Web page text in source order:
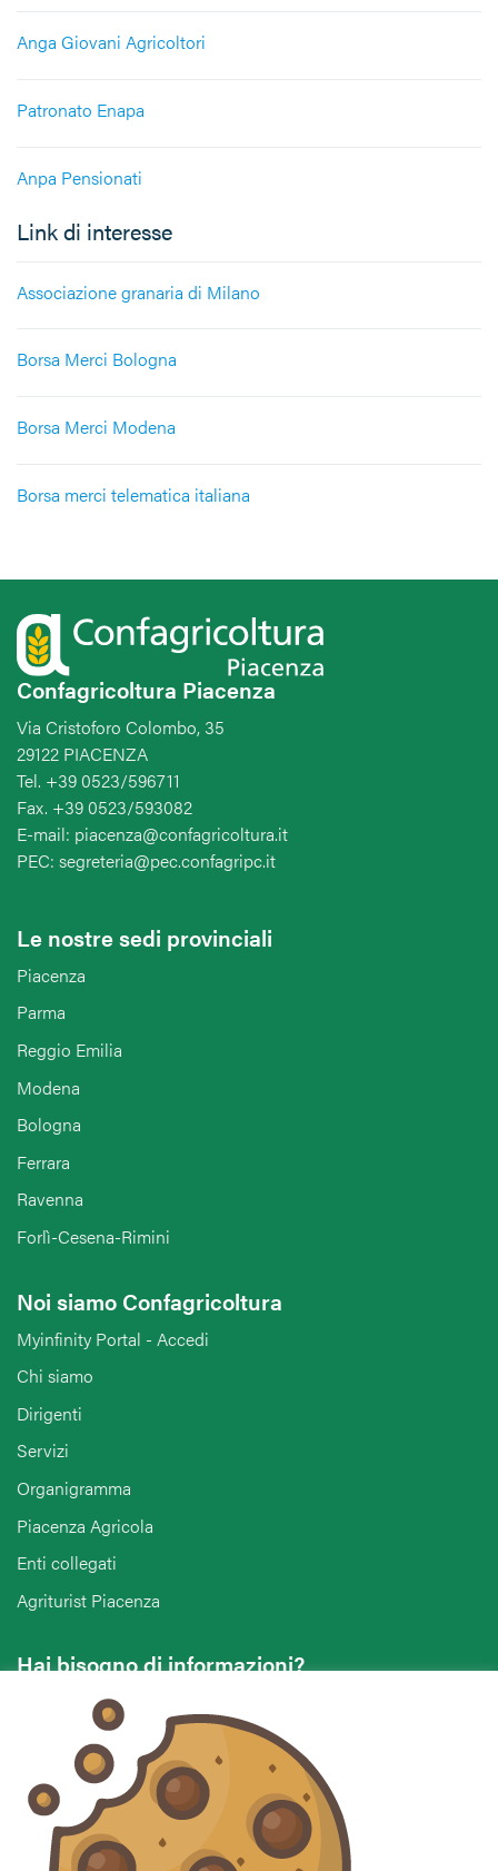
Anga Giovani Agricoltori
Patronato Enapa
Anpa Pensionati
Link di interesse
Associazione granaria di Milano
Borsa Merci Bologna
Borsa Merci Modena
Borsa merci telematica italiana
Confagricoltura Piacenza
Via Cristoforo Colombo, 35
29122 PIACENZA
Tel. +39 0523/596711
Fax. +39 0523/593082
E-mail: piacenza@confagricoltura.it
PEC: segreteria@pec.confagripc.it
Le nostre sedi provinciali
Piacenza
Parma
Reggio Emilia
Modena
Bologna
Ferrara
Ravenna
Forlì-Cesena-Rimini
Noi siamo Confagricoltura
Myinfinity Portal - Accedi
Chi siamo
Dirigenti
Servizi
Organigramma
Piacenza Agricola
Enti collegati
Agriturist Piacenza
Hai bisogno di informazioni?
Vuoi contattarci per ricevere assistenza, lasciare un
commento o chiedere informazioni?
CONTATTACI